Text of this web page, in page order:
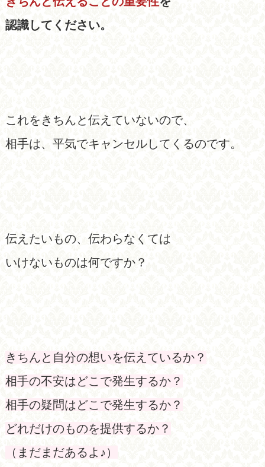
認識してください。
これをきちんと伝えていないので、
相手は、平気でキャンセルしてくるのです。
伝えたいもの、伝わらなくては
いけないものは何ですか？
きちんと自分の想いを伝えているか？
相手の不安はどこで発生するか？
相手の疑問はどこで発生するか？
どれだけのものを提供するか？
（まだまだあるよ♪）